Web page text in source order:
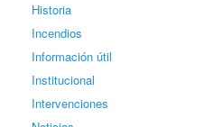
Historia
Incendios
Información útil
Institucional
Intervenciones